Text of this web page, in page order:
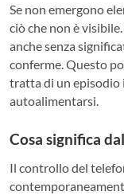
Se non emergono
ciò che non è
anche senza
conferme.Questo
tratta di un episodio
autoalimentarsi.
Cosa significa
Il controllo del